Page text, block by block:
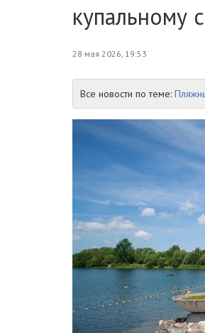
купальному
28 мая 2026, 19:53
Все новости по теме: